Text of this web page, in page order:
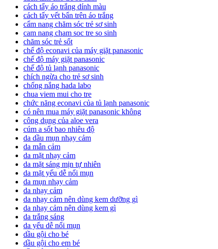
cách tẩy áo trắng dính màu
cách tẩy vết bẩn trên áo trắng
cẩm nang chăm sóc trẻ sơ sinh
cam nang cham soc tre so sinh
chăm sóc trẻ sốt
chế độ econavi của máy giặt panasonic
chế độ máy giặt panasonic
chế độ tủ lạnh panasonic
chích ngừa cho trẻ sơ sinh
chống nắng hada labo
chua viem mui cho tre
chức năng econavi của tủ lạnh panasonic
có nên mua máy giặt panasonic không
công dụng của aloe vera
cúm a sốt bao nhiêu độ
da dầu mụn nhạy cảm
da mẫn cảm
da mặt nhạy cảm
da mặt sáng mịn tự nhiên
da mặt yếu dễ nổi mụn
da mụn nhạy cảm
da nhạy cảm
da nhạy cảm nên dùng kem dưỡng gì
da nhạy cảm nên dùng kem gì
da trắng sáng
da yếu dễ nổi mụn
dầu gội cho bé
dầu gội cho em bé